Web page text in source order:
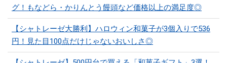
グ！もなどら・かりんとう饅頭など価格以上の満足度◎
【シャトレーゼ大勝利】ハロウィン和菓子が3個入りで536
円！見た目100点だけじゃないおいしさ◎